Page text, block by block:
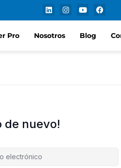
Pro Nosotros Blog
de nuevo!